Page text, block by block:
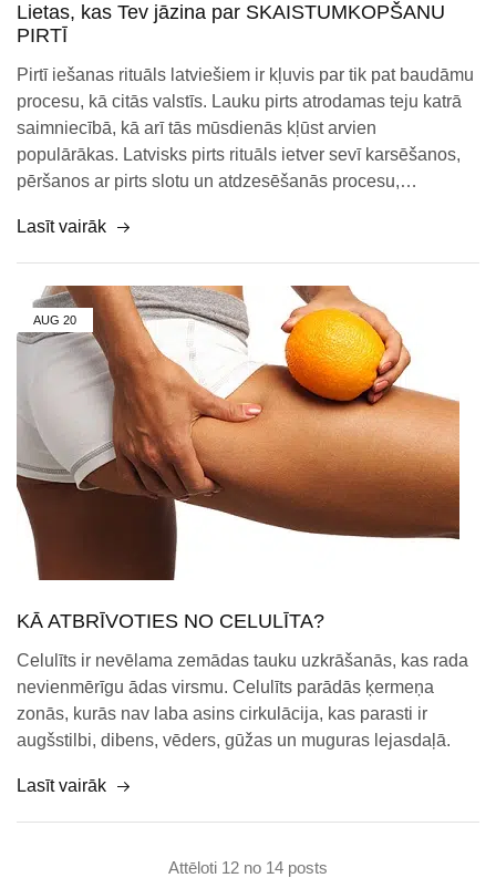
Lietas, kas Tev jāzina par SKAISTUMKOPŠANU
PIRTĪ
Pirtī iešanas rituāls latviešiem ir kļuvis par tik pat baudāmu
procesu, kā citās valstīs. Lauku pirts atrodamas teju katrā
saimniecībā, kā arī tās mūsdienās kļūst arvien
populārākas. Latvisks pirts rituāls ietver sevī karsēšanos,
pēršanos ar pirts slotu un atdzesēšanās procesu,…
Lasīt vairāk
AUG 20
KĀ ATBRĪVOTIES NO CELULĪTA?
Celulīts ir nevēlama zemādas tauku uzkrāšanās, kas rada
nevienmērīgu ādas virsmu. Celulīts parādās ķermeņa
zonās, kurās nav laba asins cirkulācija, kas parasti ir
augšstilbi, dibens, vēders, gūžas un muguras lejasdaļā.
Lasīt vairāk
Attēloti 12 no 14 posts